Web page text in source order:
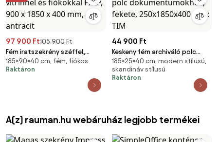
97 900 Ft105 900 Ft
Fém iratszekrény széffel,
vitrinnel és fiókokkal FILIP, 900 x
1850 x 400 mm, antracit
185×90×40 cm, fém, fiókos
Raktáron
44 900 Ft
Keskeny fém archiváló polc
dokumentumokhoz, fekete,
250x1850x400 mm: TIM
185×25×40 cm, modern stílusú,
skandináv stílusú
Raktáron
A(z) rauman.hu webáruház legjobb termékei